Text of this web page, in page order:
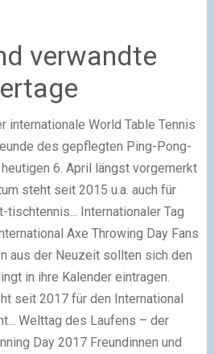
verwandte
internationale World Table Tennis
des gepflegten Ping-Pong-
6. April längst vorgemerkt
steht seit 2015 u.a. auch für
tischtennis... Internationaler Tag
Axe Throwing Day Fans
aus der Neuzeit sollten sich den
in ihre Kalender eintragen.
seit 2017 für den International
Welttag des Laufens – der
Day 2017 Freundinnen und